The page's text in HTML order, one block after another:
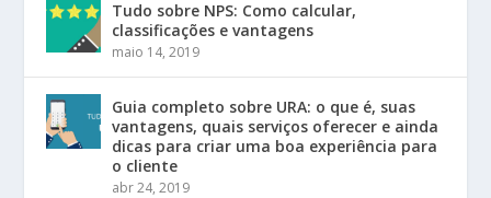
Tudo sobre NPS: Como calcular,
classificações e vantagens
maio 14, 2019
Guia completo sobre URA: o que é, suas
vantagens, quais serviços oferecer e ainda
dicas para criar uma boa experiência para
o cliente
abr 24, 2019